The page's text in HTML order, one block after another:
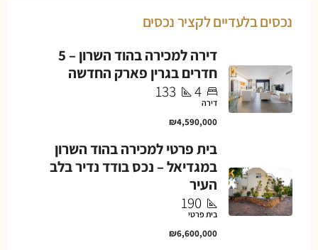
נכסים בלעדיים לקציר נכסים
דירה למכירה בהוד השרון – 5
חדרים בגרין פארק החדשה
4
133
דירה
₪4,590,000
בית פרטי למכירה בהוד השרון
במגדיאל – נכס בודד נדיר בלב
העיר
190
בית פרטי
₪6,600,000